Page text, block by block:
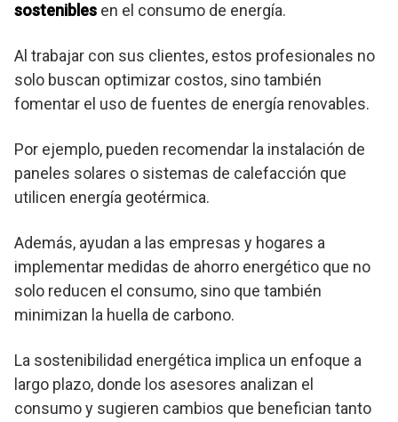
sostenibles en el consumo de energía.
Al trabajar con sus clientes, estos profesionales no
solo buscan optimizar costos, sino también
fomentar el uso de fuentes de energía renovables.
Por ejemplo, pueden recomendar la instalación de
paneles solares o sistemas de calefacción que
utilicen energía geotérmica.
Además, ayudan a las empresas y hogares a
implementar medidas de ahorro energético que no
solo reducen el consumo, sino que también
minimizan la huella de carbono.
La sostenibilidad energética implica un enfoque a
largo plazo, donde los asesores analizan el
consumo y sugieren cambios que benefician tanto